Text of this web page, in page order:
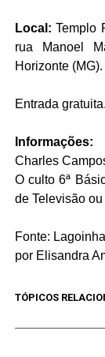
Local: Templo
rua Manoel
Horizonte (MG).
Entrada gratuita.
Informações:
Charles
O culto 6ª
de Televisão ou
Fonte: Lagoinha
por Elisandra
TÓPICOS